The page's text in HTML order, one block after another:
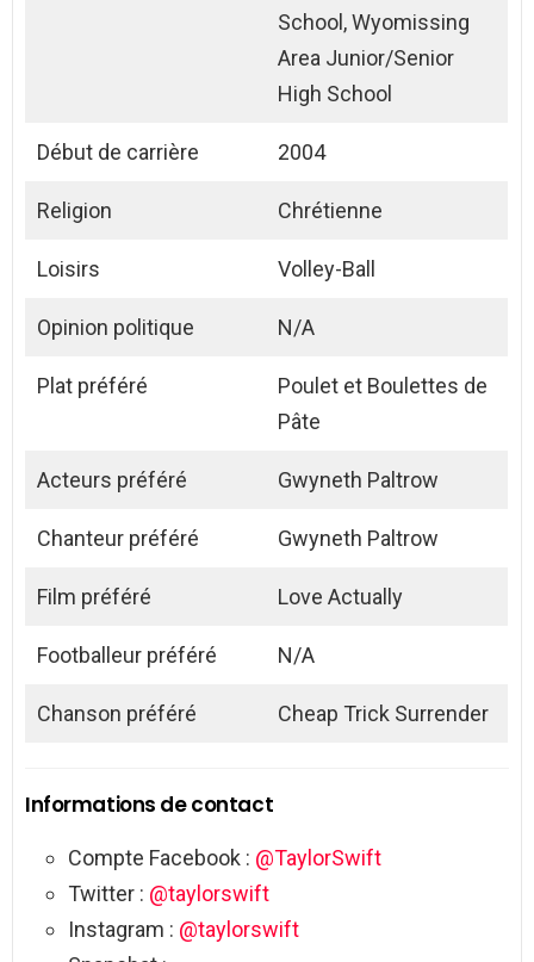
School, Wyomissing
Area Junior/Senior
High School
Début de carrière 2004
Religion Chrétienne
Loisirs Volley-Ball
Opinion politique N/A
Plat préféré
Poulet et Boulettes de
Pâte
Acteurs préféré Gwyneth Paltrow
Chanteur préféré Gwyneth Paltrow
Film préféré Love Actually
Footballeur préféré N/A
Chanson préféré Cheap Trick Surrender
Informations de contact
Compte Facebook : @TaylorSwift
Twitter : @taylorswift
Instagram : @taylorswift